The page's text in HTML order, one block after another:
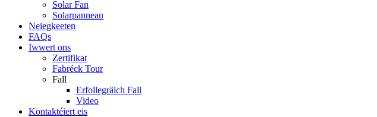
Solar Fan
Solarpanneau
Neiegkeeten
FAQs
Iwwert ons
Zertifikat
Fabréck Tour
Fall
Erfollegräich Fall
Video
Kontaktéiert eis